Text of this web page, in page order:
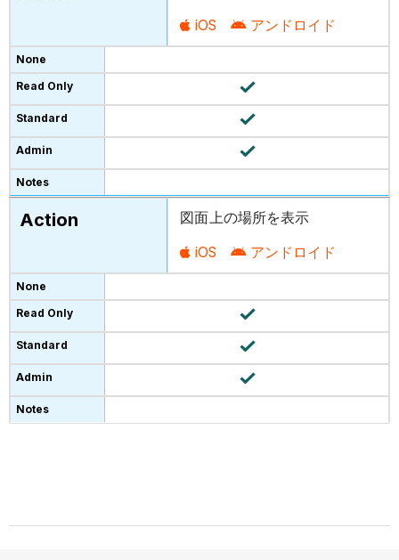
iOS アンドロイド
図面上の場所を表示
iOS アンドロイド